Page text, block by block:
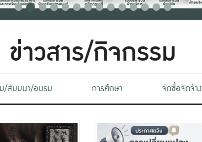
ข่าวสาร/กิจกรรม
/สัมมนา/อบรม การศึกษา จัดซื้อจัดจ้าง